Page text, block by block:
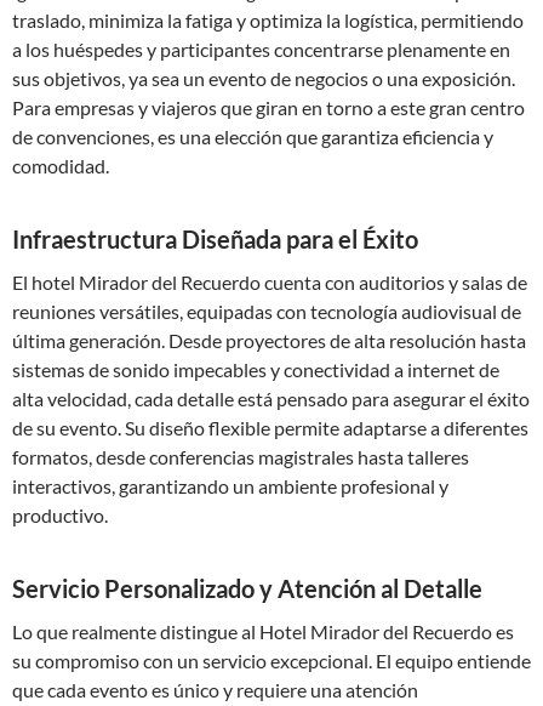
traslado, minimiza la fatiga y optimiza la logística, permitiendo
a los huéspedes y participantes concentrarse plenamente en
sus objetivos, ya sea un evento de negocios o una exposición.
Para empresas y viajeros que giran en torno a este gran centro
de convenciones, es una elección que garantiza eficiencia y
comodidad.
Infraestructura Diseñada para el Éxito
El hotel Mirador del Recuerdo cuenta con auditorios y salas de
reuniones versátiles, equipadas con tecnología audiovisual de
última generación. Desde proyectores de alta resolución hasta
sistemas de sonido impecables y conectividad a internet de
alta velocidad, cada detalle está pensado para asegurar el éxito
de su evento. Su diseño flexible permite adaptarse a diferentes
formatos, desde conferencias magistrales hasta talleres
interactivos, garantizando un ambiente profesional y
productivo.
Servicio Personalizado y Atención al Detalle
Lo que realmente distingue al Hotel Mirador del Recuerdo es
su compromiso con un servicio excepcional. El equipo entiende
que cada evento es único y requiere una atención